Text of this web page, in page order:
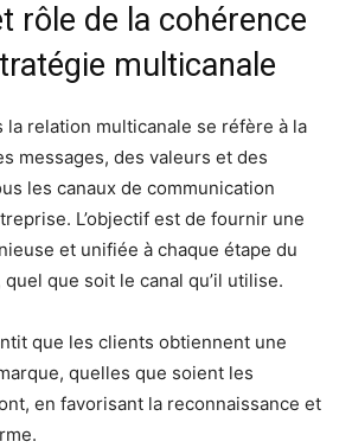
rôle de la cohérence
multicanale
la relation multicanale se réfère à la
messages, des valeurs et des
les canaux de communication
L’objectif est de fournir une
et unifiée à chaque étape du
que soit le canal qu’il utilise.
que les clients obtiennent une
quelles que soient les
en favorisant la reconnaissance et